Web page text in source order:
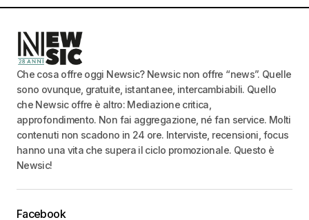
Che cosa offre oggi Newsic? Newsic non offre “news”. Quelle
sono ovunque, gratuite, istantanee, intercambiabili. Quello
che Newsic offre è altro: Mediazione critica,
approfondimento. Non fai aggregazione, né fan service. Molti
contenuti non scadono in 24 ore. Interviste, recensioni, focus
hanno una vita che supera il ciclo promozionale. Questo è
Newsic!
Facebook